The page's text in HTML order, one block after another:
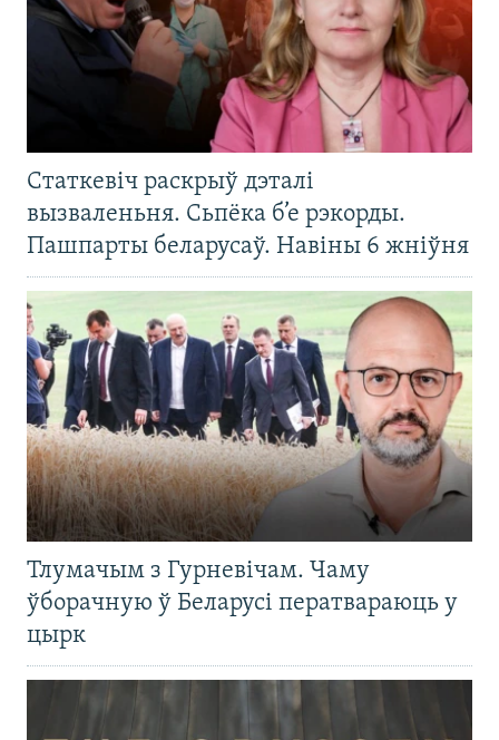
Статкевіч раскрыў дэталі
вызваленьня. Сьпёка б’е рэкорды.
Пашпарты беларусаў. Навіны 6 жніўня
Тлумачым з Гурневічам. Чаму
ўборачную ў Беларусі ператвараюць у
цырк